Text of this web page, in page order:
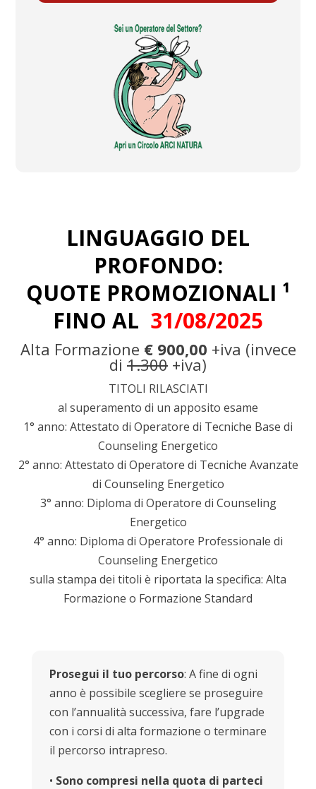
LINGUAGGIO DEL
PROFONDO:
QUOTE PROMOZIONALI ¹
FINO AL 31/08/2025
Alta Formazione € 900,00 +iva (invece
di 1.300 +iva)
TITOLI RILASCIATI
al superamento di un apposito esame
1° anno: Attestato di Operatore di Tecniche Base di
Counseling Energetico
2° anno: Attestato di Operatore di Tecniche Avanzate
di Counseling Energetico
3° anno: Diploma di Operatore di Counseling
Energetico
4° anno: Diploma di Operatore Professionale di
Counseling Energetico
sulla stampa dei titoli è riportata la specifica: Alta
Formazione o Formazione Standard
Prosegui il tuo percorso: A fine di ogni
anno è possibile scegliere se proseguire
con l’annualità successiva, fare l’upgrade
con i corsi di alta formazione o terminare
il percorso intrapreso.
• Sono compresi nella quota di parteci